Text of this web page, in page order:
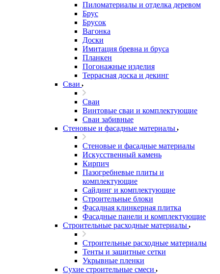
Пиломатериалы и отделка деревом
Брус
Брусок
Вагонка
Доски
Имитация бревна и бруса
Планкен
Погонажные изделия
Террасная доска и декинг
Сваи
Сваи
Винтовые сваи и комплектующие
Сваи забивные
Стеновые и фасадные материалы
Стеновые и фасадные материалы
Искусственный камень
Кирпич
Пазогребневые плиты и
комплектующие
Сайдинг и комплектующие
Строительные блоки
Фасадная клинкерная плитка
Фасадные панели и комплектующие
Строительные расходные материалы
Строительные расходные материалы
Тенты и защитные сетки
Укрывные пленки
Сухие строительные смеси